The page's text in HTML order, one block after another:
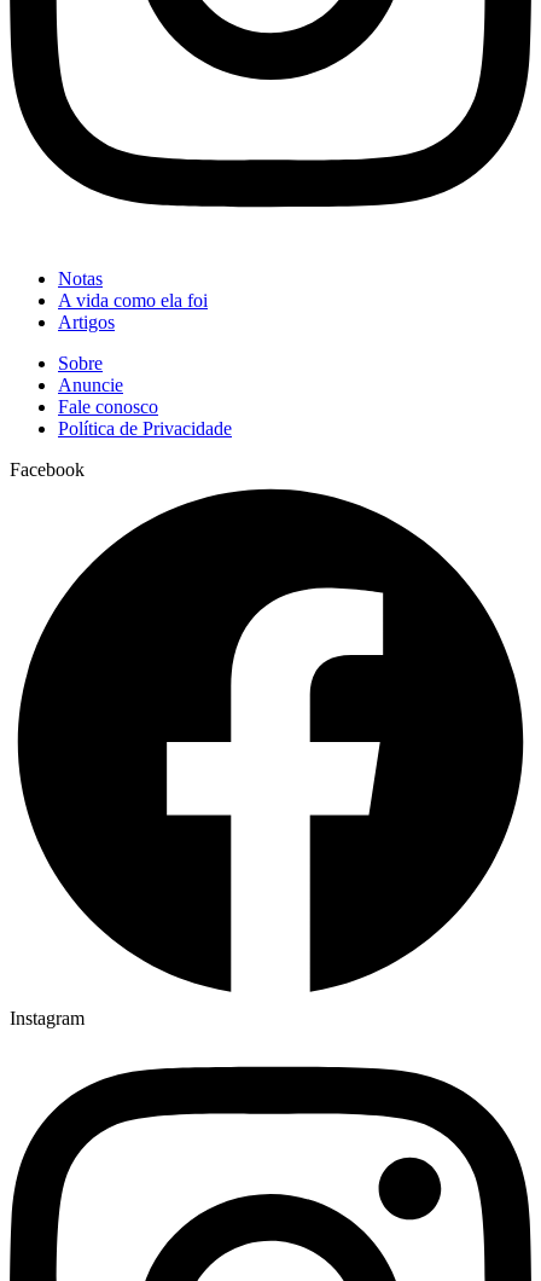
Notas
A vida como ela foi
Artigos
Sobre
Anuncie
Fale conosco
Política de Privacidade
Facebook
Instagram